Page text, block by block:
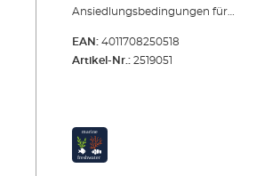
Ansiedlungsbedingungen für
kurzer Zeit ein Bakterienrasen
Bakterien ernähren sich von
mechanische Filtermassen (z.B.
oder MECHpro) ist die biologische
EAN: 4011708250518
Artikel-Nr.: 2519051